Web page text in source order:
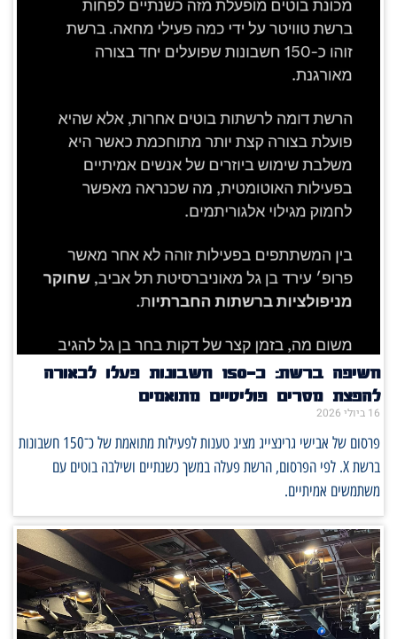
חשיפה ברשת: כ־150 חשבונות פעלו לכאורה
להפצת מסרים פוליטיים מתואמים
16 ביולי 2026
פרסום של אבישי גרינצייג מציג טענות לפעילות מתואמת של כ־150 חשבונות
ברשת X. לפי הפרסום, הרשת פעלה במשך כשנתיים ושילבה בוטים עם
משתמשים אמיתיים.